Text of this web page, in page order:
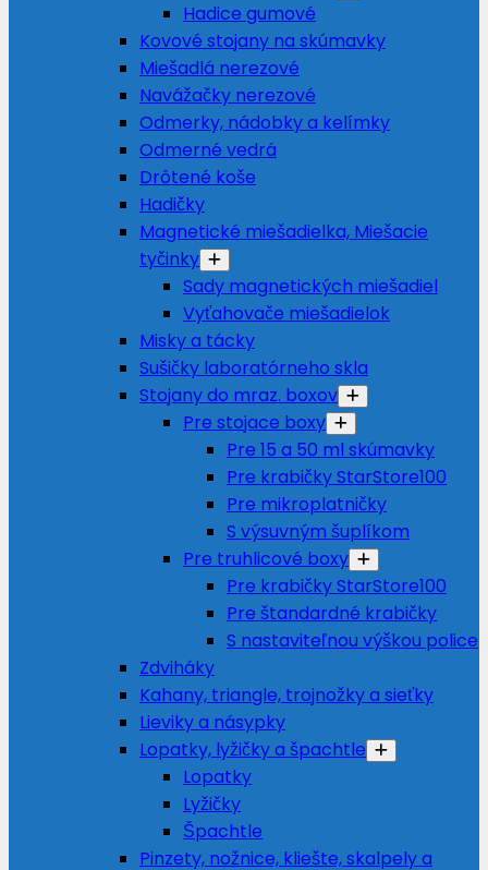
Hadice gumové
Kovové stojany na skúmavky
Miešadlá nerezové
Navážačky nerezové
Odmerky, nádobky a kelímky
Odmerné vedrá
Drôtené koše
Hadičky
Magnetické miešadielka, Miešacie
tyčinky
Sady magnetických miešadiel
Vyťahovače miešadielok
Misky a tácky
Sušičky laboratórneho skla
Stojany do mraz. boxov
Pre stojace boxy
Pre 15 a 50 ml skúmavky
Pre krabičky StarStore100
Pre mikroplatničky
S výsuvným šuplíkom
Pre truhlicové boxy
Pre krabičky StarStore100
Pre štandardné krabičky
S nastaviteľnou výškou police
Zdviháky
Kahany, triangle, trojnožky a sieťky
Lieviky a násypky
Lopatky, lyžičky a špachtle
Lopatky
Lyžičky
Špachtle
Pinzety, nožnice, kliešte, skalpely a